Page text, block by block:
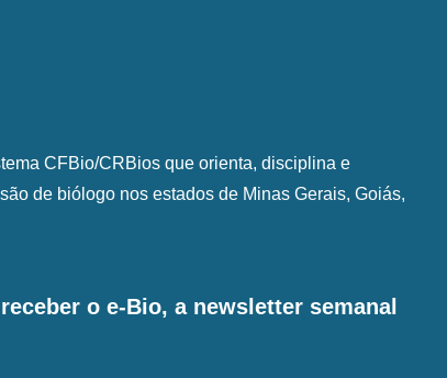
CFBio/CRBios que orienta, disciplina e
de biólogo nos estados de Minas Gerais, Goiás,
o e-Bio, a newsletter semanal